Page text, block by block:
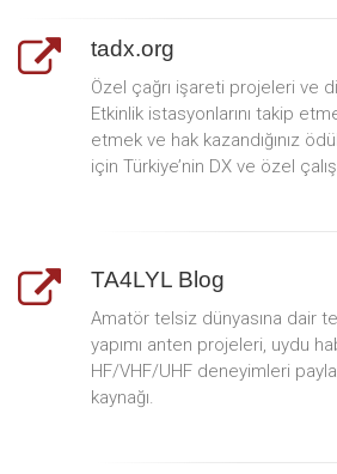
tadx.org
Özel çağrı işareti projeleri ve
Etkinlik istasyonlarını takip
etmek ve hak kazandığınız
için Türkiye’nin DX ve özel
TA4LYL Blog
Amatör telsiz dünyasına dair
yapımı anten projeleri, uydu
HF/VHF/UHF deneyimleri
kaynağı.